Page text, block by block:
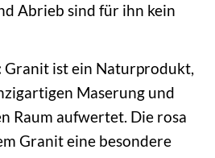
Abrieb sind für ihn kein
Granit ist ein Naturprodukt,
Maserung und
Raum aufwertet. Die rosa
Granit eine besondere